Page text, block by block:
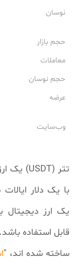
نوسان
حجم بازار
معاملات
حجم نوسان
عرضه
وب‌سایت
تتر (USDT) یک
با یک دلار
یک ارز دیجیتال
قابل استفاده
ساخته شده اند، "